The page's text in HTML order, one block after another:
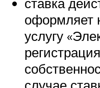
оформляет
услугу